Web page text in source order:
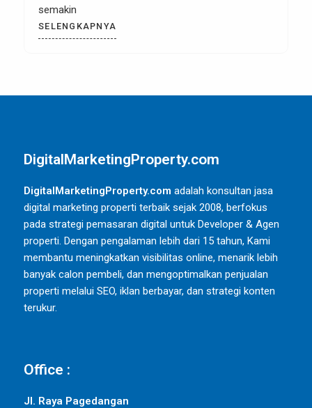
semakin
SELENGKAPNYA
DigitalMarketingProperty.com
DigitalMarketingProperty.com adalah konsultan jasa
digital marketing properti terbaik sejak 2008, berfokus
pada strategi pemasaran digital untuk Developer & Agen
properti. Dengan pengalaman lebih dari 15 tahun, Kami
membantu meningkatkan visibilitas online, menarik lebih
banyak calon pembeli, dan mengoptimalkan penjualan
properti melalui SEO, iklan berbayar, dan strategi konten
terukur.
Office :
Jl. Raya Pagedangan